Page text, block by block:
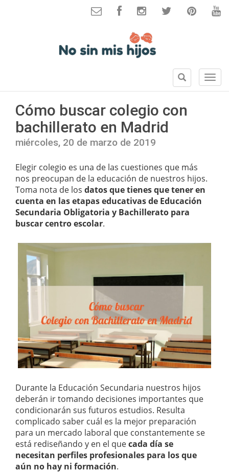
S
e
B
u
c
Cómo buscar colegio con
bachillerato en Madrid
miércoles, 20 de marzo de 2019
Elegir colegio es una de las cuestiones que más
nos preocupan de la educación de nuestros hijos.
Toma nota de los datos que tienes que tener en
cuenta en las etapas educativas de Educación
Secundaria Obligatoria y Bachillerato para
buscar centro escolar.
Durante la Educación Secundaria nuestros hijos
deberán ir tomando decisiones importantes que
condicionarán sus futuros estudios. Resulta
complicado saber cuál es la mejor preparación
para un mercado laboral que constantemente se
está rediseñando y en el quecada día se
necesitan perfiles profesionales para los que
aún no hay ni formación.